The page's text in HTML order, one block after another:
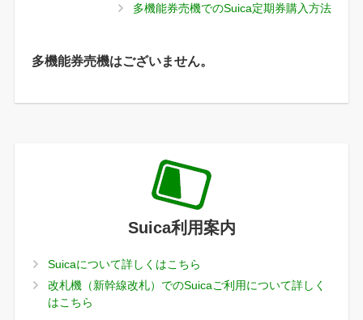
多機能券売機でのSuica定期券購入方法
多機能券売機はございません。
Suica利用案内
Suicaについて詳しくはこちら
改札機（新幹線改札）でのSuicaご利用について詳しく
はこちら